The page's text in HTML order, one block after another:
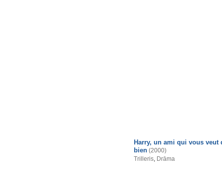
Harry, un ami qui vous veut
bien (2000)
Trilleris, Drāma